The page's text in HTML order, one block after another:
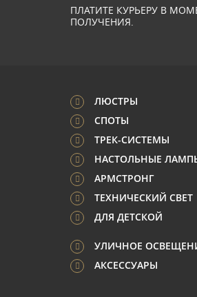
ПЛАТИТЕ КУРЬЕРУ В
ПОЛУЧЕНИЯ.
ЛЮСТРЫ
СПОТЫ
ТРЕК-СИСТЕМЫ
НАСТОЛЬНЫЕ
АРМСТРОНГ
ТЕХНИЧЕСКИЙ СВЕТ
ДЛЯ ДЕТСКОЙ
УЛИЧНОЕ
АКСЕССУАРЫ